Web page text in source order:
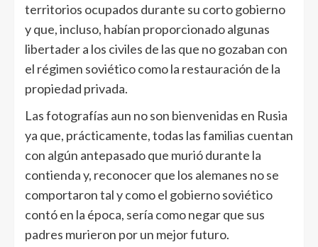
territorios ocupados durante su corto gobierno
y que, incluso, habían proporcionado algunas
libertader a los civiles de las que no gozaban con
el régimen soviético como la restauración de la
propiedad privada.
Las fotografías aun no son bienvenidas en Rusia
ya que, prácticamente, todas las familias cuentan
con algún antepasado que murió durante la
contienda y, reconocer que los alemanes no se
comportaron tal y como el gobierno soviético
contó en la época, sería como negar que sus
padres murieron por un mejor futuro.